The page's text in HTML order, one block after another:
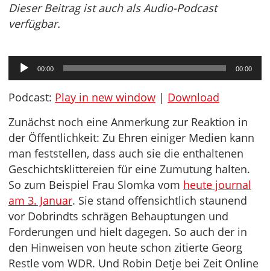
Dieser Beitrag ist auch als Audio-Podcast
verfügbar.
Audio-
Player
00:00 00:00
Podcast: Play in new window | Download
Zunächst noch eine Anmerkung zur Reaktion in
der Öffentlichkeit: Zu Ehren einiger Medien kann
man feststellen, dass auch sie die enthaltenen
Geschichtsklittereien für eine Zumutung halten.
So zum Beispiel Frau Slomka vom heute journal
am 3. Januar. Sie stand offensichtlich staunend
vor Dobrindts schrägen Behauptungen und
Forderungen und hielt dagegen. So auch der in
den Hinweisen von heute schon zitierte Georg
Restle vom WDR. Und Robin Detje bei Zeit Online